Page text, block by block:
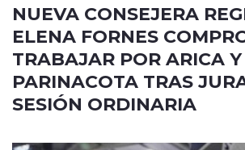
NUEVA CONSEJERA
ELENA FORNES
TRABAJAR POR ARICA Y
PARINACOTA TRAS
SESIÓN ORDINARIA